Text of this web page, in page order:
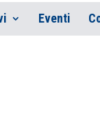
Eventi